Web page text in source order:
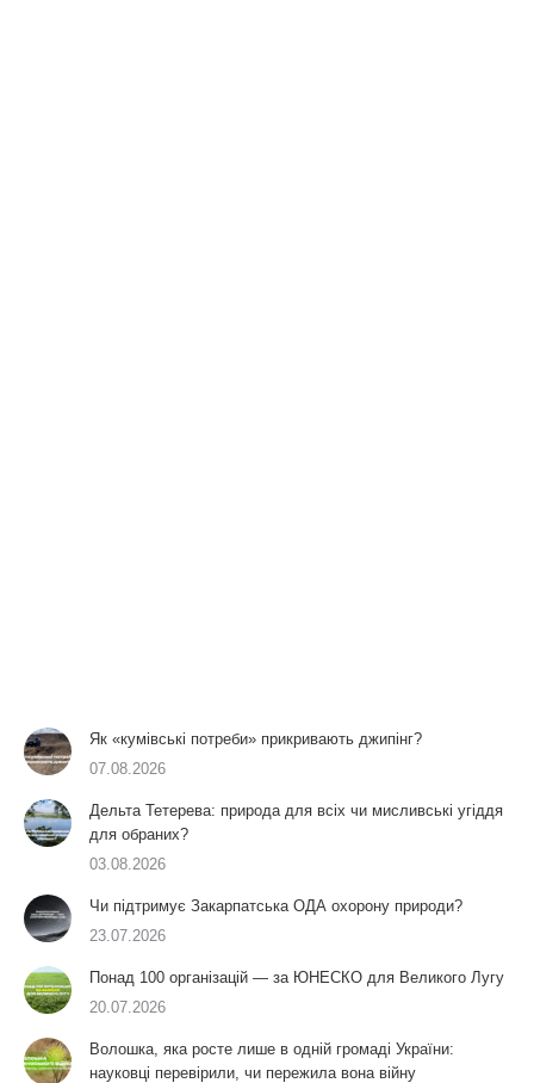
Як «кумівські потреби» прикривають джипінг?
07.08.2026
Дельта Тетерева: природа для всіх чи мисливські угіддя
для обраних?
03.08.2026
Чи підтримує Закарпатська ОДА охорону природи?
23.07.2026
Понад 100 організацій — за ЮНЕСКО для Великого Лугу
20.07.2026
Волошка, яка росте лише в одній громаді України:
науковці перевірили, чи пережила вона війну